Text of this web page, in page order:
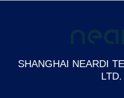
SHANGHAI NEARDI
LTD.